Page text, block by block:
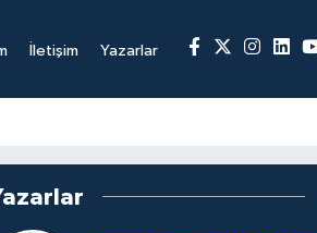
İletişim Yazarlar